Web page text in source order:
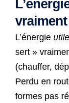
vraiment
L’énergie utile
sert »
(chauffer,
Perdu en
formes pas